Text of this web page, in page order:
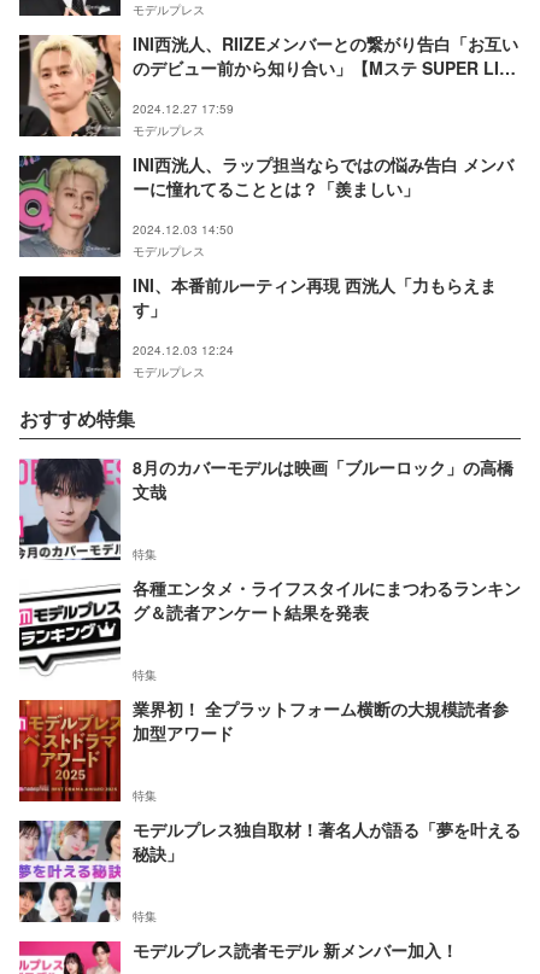
モデルプレス
INI西洸人、RIIZEメンバーとの繋がり告白「お互い
のデビュー前から知り合い」【Mステ SUPER LIVE
2024.12.27 17:59
モデルプレス
INI西洸人、ラップ担当ならではの悩み告白 メンバ
ーに憧れてることとは？「羨ましい」
2024.12.03 14:50
モデルプレス
INI、本番前ルーティン再現 西洸人「力もらえま
す」
2024.12.03 12:24
モデルプレス
おすすめ特集
8月のカバーモデルは映画「ブルーロック」の高橋
文哉
特集
各種エンタメ・ライフスタイルにまつわるランキン
グ＆読者アンケート結果を発表
特集
業界初！ 全プラットフォーム横断の大規模読者参
加型アワード
特集
モデルプレス独自取材！著名人が語る「夢を叶える
秘訣」
特集
モデルプレス読者モデル 新メンバー加入！